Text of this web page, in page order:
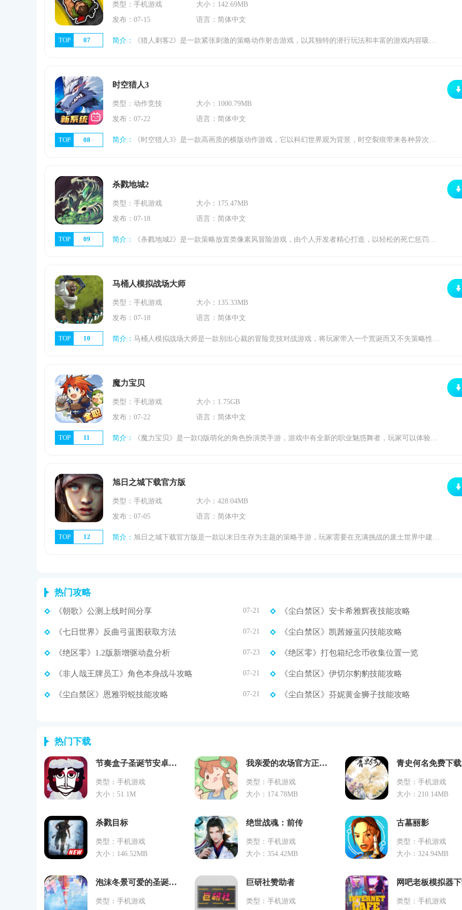
TOP 07
类型：手机游戏
大小：142.69MB
发布：07-15
语言：简体中文
简介： 《猎人刺客2》是一款紧张刺激的策略动作射击游戏，以其独特的潜行玩法和丰富的游戏内容吸引了众多玩家。在游戏中，玩家将扮演一名技艺高超的猎人刺客，利用精湛的技巧和策略，在黑暗中悄无声息地消灭敌人。游戏的画面清爽简约，背景音乐轻快悠扬，为玩家营造了一个既紧张又放松的游戏环境。通过不断挑战关卡，解锁各种道具和角色，玩家将逐渐成长为一名真正的刺客大师。《猎人刺客2》游戏风格1、独特的潜行风格，强调隐蔽和策略。2、丰富的关卡设计，每个关卡都有不同的挑战和难度。3、清爽简约的游戏画
TOP 08
时空猎人3
类型：动作竞技
大小：1000.79MB
发布：07-22
语言：简体中文
简介： 《时空猎人3》是一款高画质的横版动作游戏，它以科幻世界观为背景，时空裂痕带来各种异次元生物，玩家扮演时空猎人，使用科技武器保卫家园。游戏采用横版动作闯关玩法，引入多角色切换和多人协作战斗模式，画面细腻逼真，社交功能强大。玩家可以与其他玩家组队、交流、竞技等互动活动，同时参加各种活动和赛事，与其他玩家一较高下。时空猎人3升级攻略升级绝对是我们在时空猎人3游戏开荒期最最需要做的一件事，而升级的主要方法，就是推动主线剧情，每次任务完成后，我们都会直接获得不少的经验值。1、做主
TOP 09
杀戮地城2
类型：手机游戏
大小：175.47MB
发布：07-18
语言：简体中文
简介： 《杀戮地城2》是一款策略放置类像素风冒险游戏，由个人开发者精心打造，以轻松的死亡惩罚、深度角色定制与自动化战斗为核心，为玩家呈现一场轻松却又不失挑战的地城探索之旅。游戏在保留前作经典元素的基础上，创新融入放置玩法，让玩家在享受策略搭配乐趣的享受到更为便捷的游戏体验。《杀戮地城2》游戏风格1、复古像素美学：延续前作的像素艺术风格，细腻刻画地城场景与角色形象，营造怀旧且富有魅力的游戏氛围。2、轻度休闲体验：去除残酷的死亡惩罚，转为策略放置玩法，降低门槛，吸引更多轻度玩
TOP 10
马桶人模拟战场大师
类型：手机游戏
大小：135.33MB
发布：07-18
语言：简体中文
简介： 马桶人模拟战场大师是一款别出心裁的冒险竞技对战游戏，将玩家带入一个荒诞而又不失策略性的战场。游戏不仅融合了冒险元素，更以竞技对战为核心，让玩家在幽默与紧张并存的氛围中挑战自我。马桶人角色与战场设定相得益彰，为游戏增添了不少趣味性。通过精心设计的战斗场景和地图，游戏为玩家提供了丰富的竞技体验，让玩家在刺激的对战中享受策略与操作的双重乐趣。《马桶人模拟战场大师》游戏风格1、独特的荒诞风格，将马桶人与战场元素巧妙结合。2、幽默诙谐的游戏氛围，让竞技对战更加轻松有趣。3、多样
TOP 11
魔力宝贝
类型：手机游戏
大小：1.75GB
发布：07-22
语言：简体中文
简介： 《魔力宝贝》是一款Q版萌化的角色扮演类手游，游戏中有全新的职业魅惑舞者，玩家可以体验到不同的游戏快感。游戏画面精美，游戏剧情精彩，玩家可以体验到游戏的独特魅力。游戏中有多种玩法，包括职业养成、社交互动、剧情任务和小游戏等，让玩家可以充分体验游戏的乐趣和快乐。游戏的亮点在于丰富的游戏内容、良好的社交互动、策略经营和创意无限，让玩家可以充分体验游戏的乐趣和快乐。魔力宝贝游戏背景1、神秘的世界观：《魔力宝贝》构建了一个充满奇幻和冒险的世界，玩家将在这个世界中展开一段全新的冒险旅
TOP 12
旭日之城下载官方版
类型：手机游戏
大小：428.04MB
发布：07-05
语言：简体中文
简介： 旭日之城下载官方版是一款以末日生存为主题的策略手游，玩家需要在充满挑战的废土世界中建立并管理自己的庇护所。在这个世界里资源稀缺，危机四伏，玩家必须做出明智的选择，以确保自己和庇护所中的幸存者的生存。从收集资源到建设基础设施，从对抗僵尸到与其他玩家结盟，旭日之城为玩家提供了一个沉浸式的生存体验。如果你热爱策略与生存挑战，那么这款游戏绝对值得一试。感兴趣的小伙伴赶快下载最新的游戏版本，开启你的废土生存之旅吧。旭日之城游戏背景1.游戏设定在一个末日后的废土世界，地球因未知原因
热门攻略
《朝歌》公测上线时间分享 07-21 《尘白禁区》安卡希雅辉夜技能攻略
《七日世界》反曲弓蓝图获取方法 07-21 《尘白禁区》凯茜娅蓝闪技能攻略
《绝区零》1.2版新增驱动盘分析 07-23 《绝区零》打包箱纪念币收集位置一览
《非人哉王牌员工》角色本身战斗攻略 07-21 《尘白禁区》伊切尔豹豹技能攻略
《尘白禁区》恩雅羽蜕技能攻略 07-21 《尘白禁区》芬妮黄金狮子技能攻略
热门下载
节奏盒子圣诞节安卓版下载
类型：手机游戏
大小：51.1M
我亲爱的农场官方正版下载
类型：手机游戏
大小：174.78MB
青史何名免费下载
类型：手机游戏
大小：210.14MB
杀戮目标
类型：手机游戏
大小：146.52MB
绝世战魂：前传
类型：手机游戏
大小：354.42MB
古墓丽影
类型：手机游戏
大小：324.94MB
泡沫冬景可爱的圣诞礼物免费版
类型：手机游戏
巨研社赞助者
类型：手机游戏
类型：手机游戏